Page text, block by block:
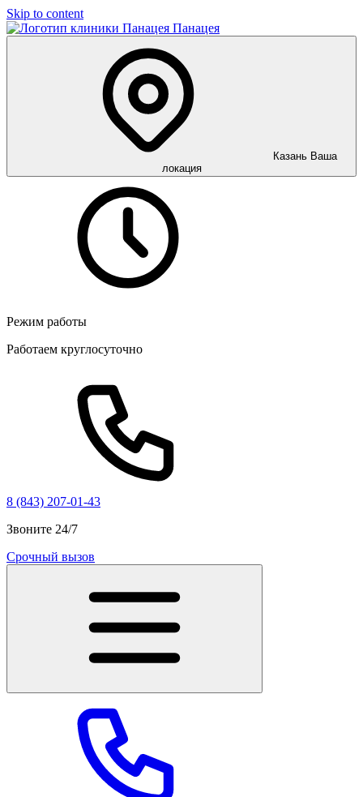
Skip to content
Панацея
Казань Ваша
локация
Режим работы
Работаем круглосуточно
8 (843) 207-01-43
Звоните 24/7
Срочный вызов